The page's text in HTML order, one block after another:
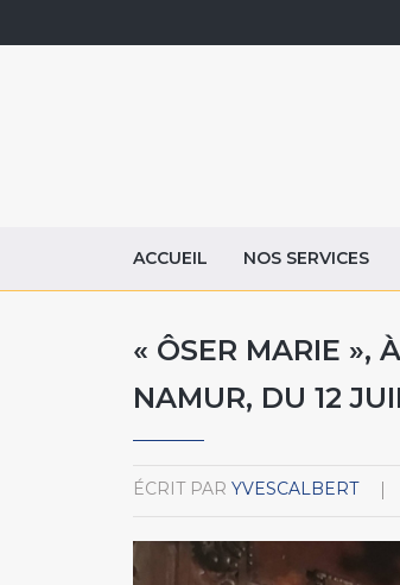
ACCUEIL NOS SERVICES
« ÔSER MARIE »,
NAMUR, DU 12
ÉCRIT PAR YVESCALBERT